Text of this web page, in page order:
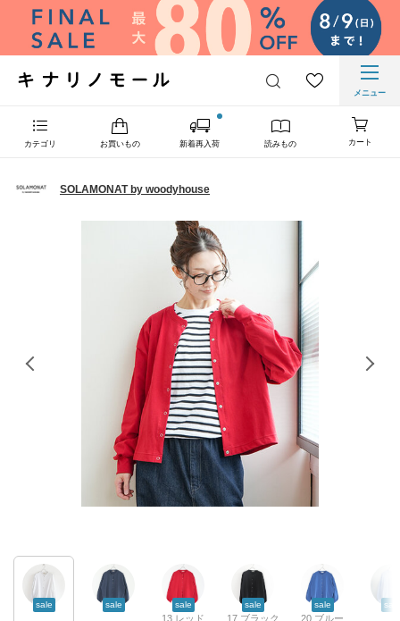
メニュー
カテゴリ お買いもの 新着再入荷 読みもの カート
SOLAMONAT by woodyhouse
sale sale sale
13 レッド
sale
17 ブラック
sale
20 ブルー
sale